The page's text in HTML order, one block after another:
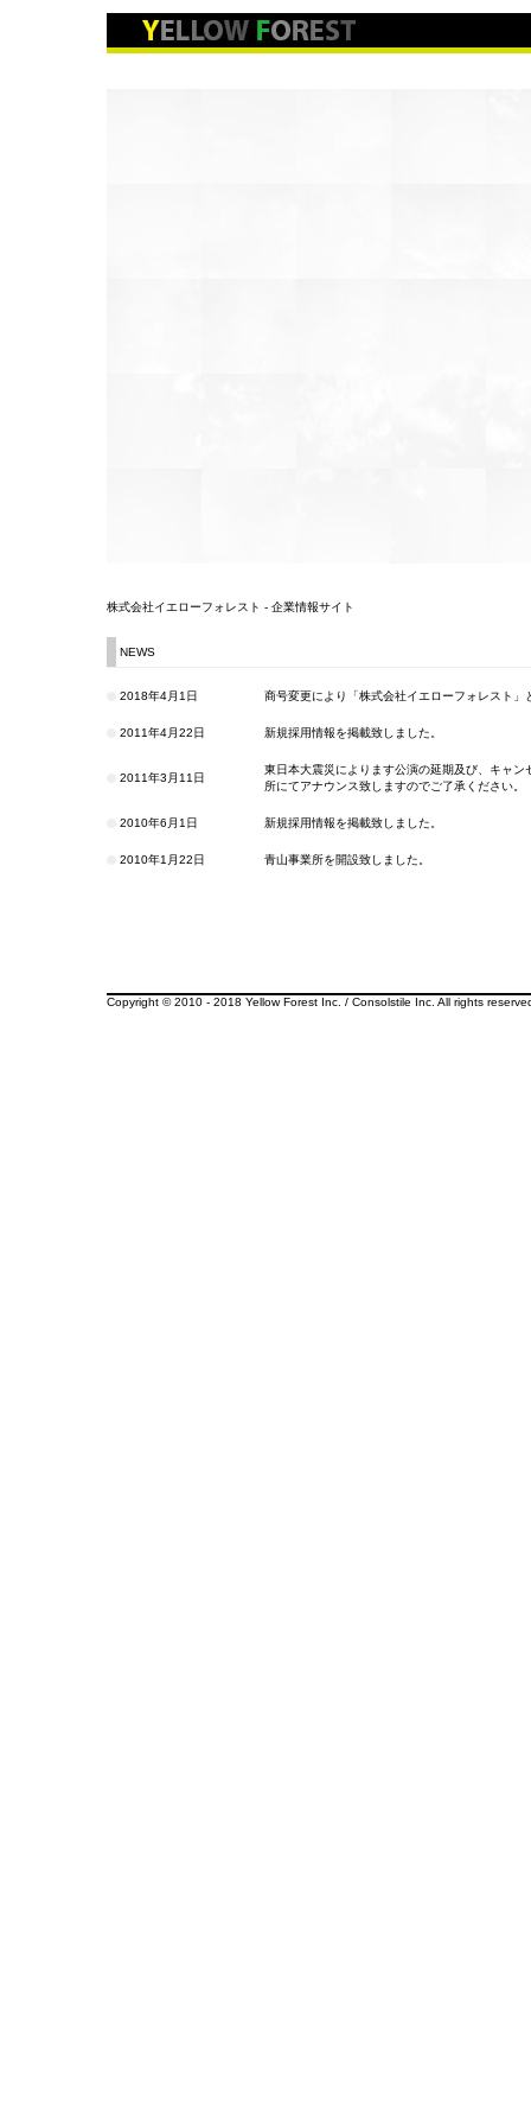
株式会社イエローフォレスト - 企業情報サイト
NEWS
2018年4月1日 商号変更により「株式会社イエローフォレスト」
2011年4月22日 新規採用情報を掲載致しました。
2011年3月11日
東日本大震災によります公演の延期及び、キャン
所にてアナウンス致しますのでご了承ください。
2010年6月1日 新規採用情報を掲載致しました。
2010年1月22日 青山事業所を開設致しました。
Copyright © 2010 - 2018 Yellow Forest Inc. / Consolstile Inc. All rights